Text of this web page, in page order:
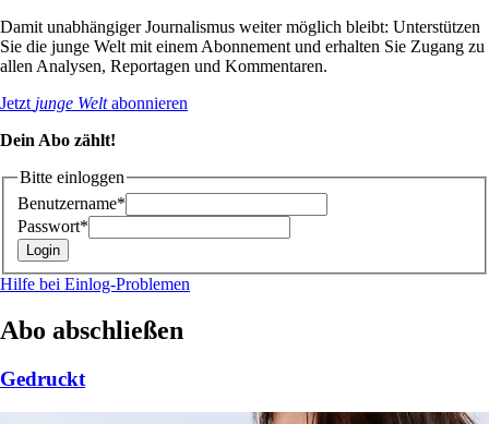
Damit unabhängiger Journalismus weiter möglich bleibt: Unterstützen
Sie die junge Welt mit einem Abonnement und erhalten Sie Zugang zu
allen Analysen, Reportagen und Kommentaren.
Jetzt junge Weltabonnieren
Dein Abo zählt!
Bitte einloggen
Benutzername*
Passwort*
Hilfe bei Einlog-Problemen
Abo abschließen
Gedruckt